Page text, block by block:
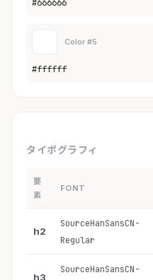
#666666
Color #5
#ffffff
タイポグラフィ
要
素
FONT
h2
SourceHanSansCN-
Regular
h3
SourceHanSansCN-